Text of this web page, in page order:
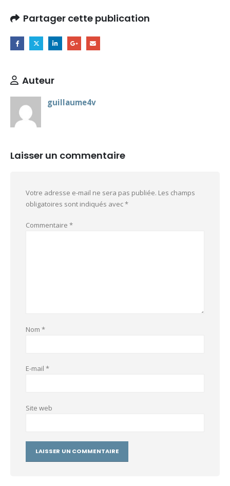
Partager cette publication
Auteur
guillaume4v
Laisser un commentaire
Votre adresse e-mail ne sera pas publiée. Les champs
obligatoires sont indiqués avec*
Commentaire *
Nom *
E-mail *
Site web